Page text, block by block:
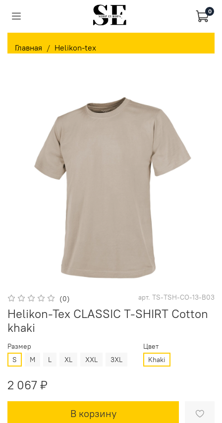
0
Главная Helikon-tex
(0) арт. TS-TSH-CO-13-B03
Helikon-Tex CLASSIC T-SHIRT Cotton
khaki
Размер
S
M L XL XXL 3XL
Цвет
Khaki
2 067 ₽
В корзину